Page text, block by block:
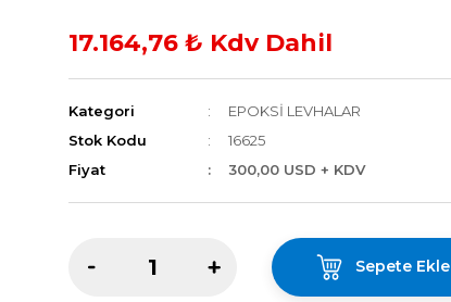
17.164,76 ₺ Kdv Dahil
Kategori
EPOKSİ LEVHALAR
Stok Kodu
16625
Fiyat
300,00 USD + KDV
Sepete Ekle